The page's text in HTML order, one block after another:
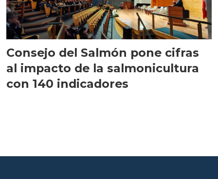
Consejo del Salmón pone cifras
al impacto de la salmonicultura
con 140 indicadores